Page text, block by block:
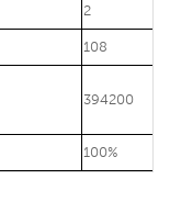
2
108
394200
100%